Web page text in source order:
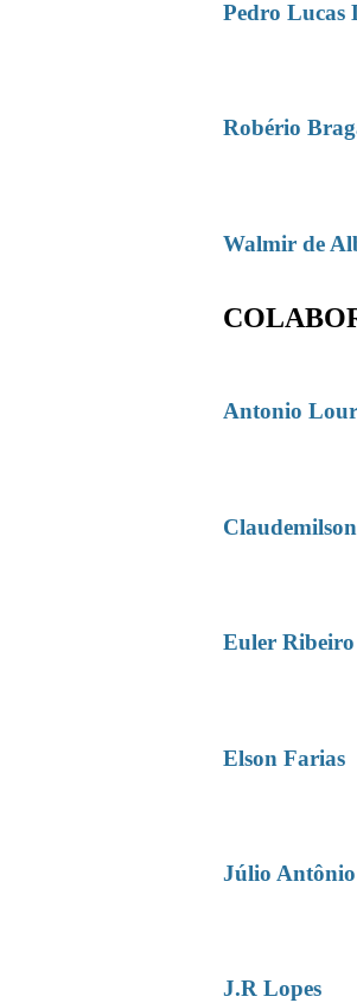
Pedro Lucas
Robério
Walmir de
Antonio
Euler Ribeiro
Elson Farias
Júlio
J.R Lopes